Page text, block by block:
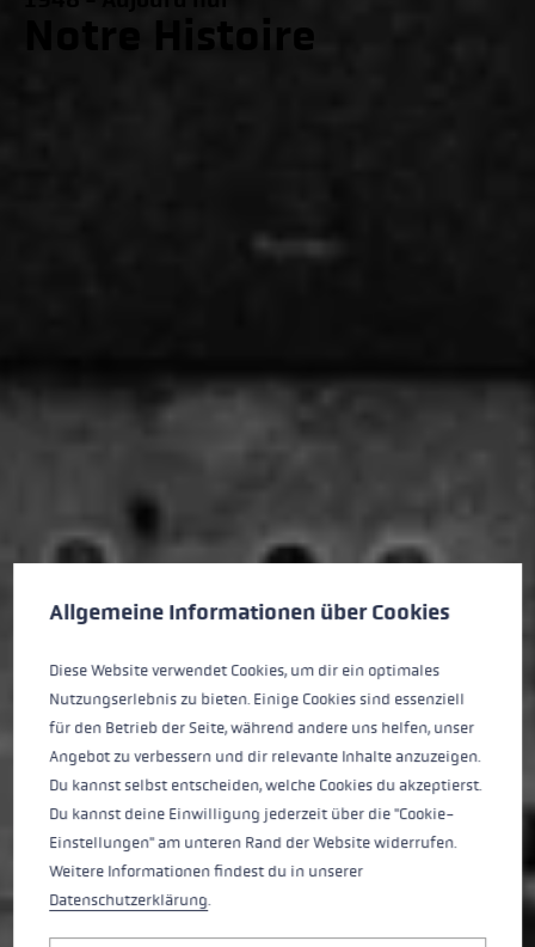
Notre Histoire
Préférences en matière de cookies
Allgemeine Informationen über Cookies
Diese Website verwendet Cookies, um dir ein optimales
Nutzungserlebnis zu bieten. Einige Cookies sind essenziell
für den Betrieb der Seite, während andere uns helfen, unser
Angebot zu verbessern und dir relevante Inhalte anzuzeigen.
Du kannst selbst entscheiden, welche Cookies du akzeptierst.
Du kannst deine Einwilligung jederzeit über die "Cookie-
Einstellungen" am unteren Rand der Website widerrufen.
Weitere Informationen findest du in unserer
Datenschutzerklärung.